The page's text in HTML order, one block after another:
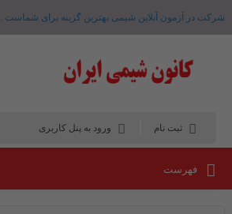
شرکت در آزمون آنلاین شیمی بهترین گزینه برای شماست .
ثبت نام ورود به پنل کاربری
فهرست